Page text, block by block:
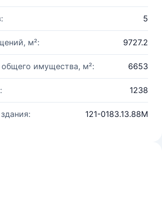
5
м²: 9727.2
имущества, м²: 6653
1238
121-0183.13.88М